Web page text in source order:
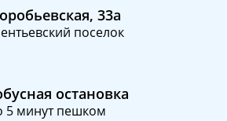
33а
поселок
остановка
5 минут пешком